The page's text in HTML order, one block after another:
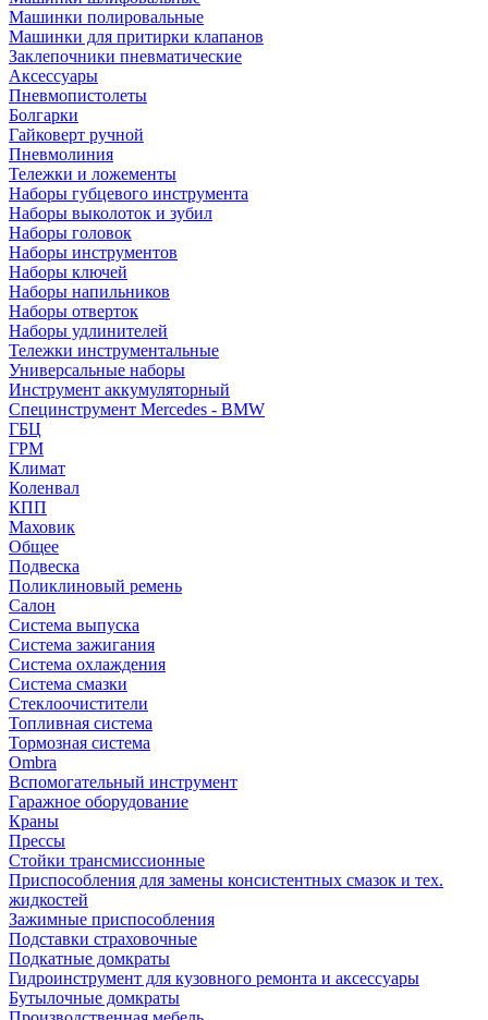
Машинки полировальные
Машинки для притирки клапанов
Заклепочники пневматические
Аксессуары
Пневмопистолеты
Болгарки
Гайковерт ручной
Пневмолиния
Тележки и ложементы
Наборы губцевого инструмента
Наборы выколоток и зубил
Наборы головок
Наборы инструментов
Наборы ключей
Наборы напильников
Наборы отверток
Наборы удлинителей
Тележки инструментальные
Универсальные наборы
Инструмент аккумуляторный
Специнструмент Mercedes - BMW
ГБЦ
ГРМ
Климат
Коленвал
КПП
Маховик
Общее
Подвеска
Поликлиновый ремень
Салон
Система выпуска
Система зажигания
Система охлаждения
Система смазки
Стеклоочистители
Топливная система
Тормозная система
Ombra
Вспомогательный инструмент
Гаражное оборудование
Краны
Прессы
Стойки трансмиссионные
Приспособления для замены консистентных смазок и тех.
жидкостей
Зажимные приспособления
Подставки страховочные
Подкатные домкраты
Гидроинструмент для кузовного ремонта и аксессуары
Бутылочные домкраты